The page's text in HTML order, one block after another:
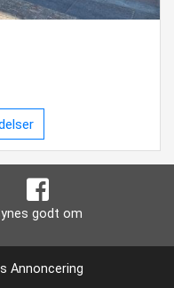
godt om
Annoncering